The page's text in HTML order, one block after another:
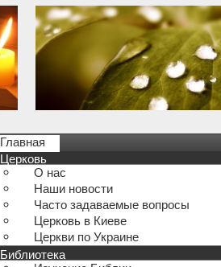
Главная
Церковь
О нас
Наши новости
Часто задаваемые вопросы
Церковь в Киеве
Церкви по Украине
Библиотека